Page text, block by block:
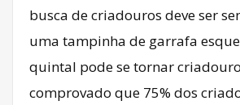
busca de criadouros deve ser
uma tampinha de garrafa
quintal pode se tornar
comprovado que 75% dos